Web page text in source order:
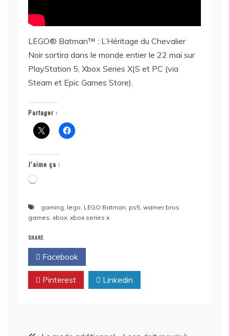
LEGO® Batman™ : L’Héritage du Chevalier
Noir sortira dans le monde entier le 22 mai sur
PlayStation 5, Xbox Series X|S et PC (via
Steam et Epic Games Store).
Partager :
J’aime ça :
Chargement…
gaming lego LEGO Batman ps5 warner bros
games xbox xbox series x
SHARE
Facebook
Pinterest Linkedin